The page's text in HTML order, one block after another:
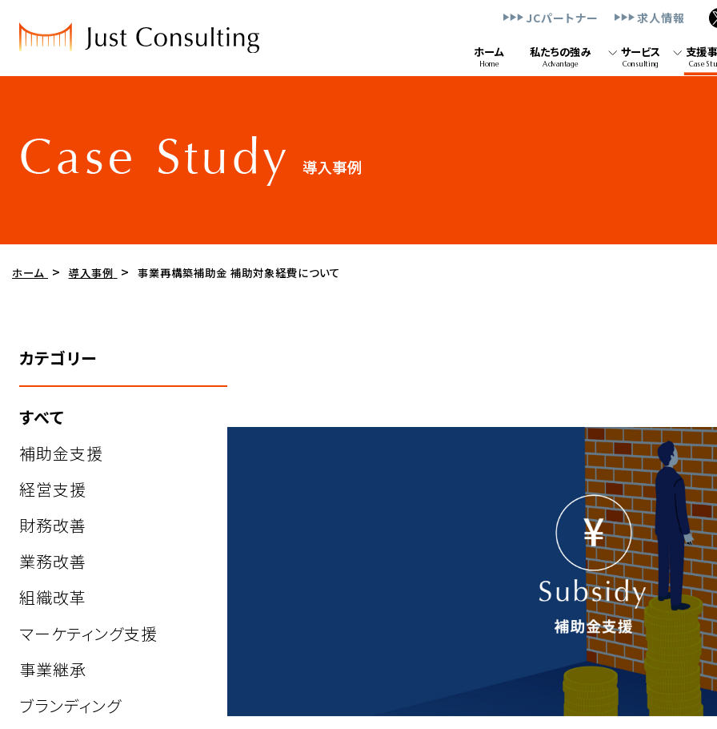
JCパートナー 求人情報
ホーム
Home
私たちの強み
Advantage
サービス
Consulting
支援
Case
ホーム 導入事例 事業再構築補助金 補助対象経費について
カテゴリー
すべて
補助金支援
経営支援
財務改善
業務改善
組織改革
マーケティング支援
事業継承
ブランディング